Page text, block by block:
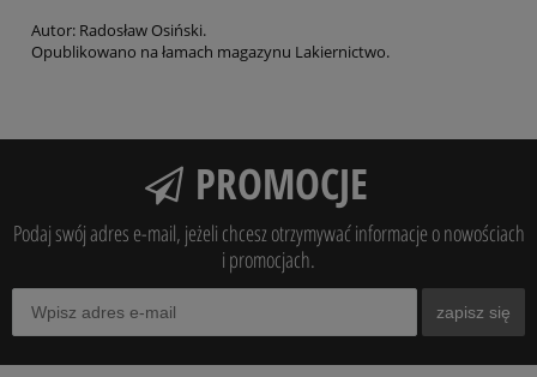
Autor: Radosław Osiński.
Opublikowano na łamach magazynu Lakiernictwo.
PROMOCJE
Podaj swój adres e-mail, jeżeli chcesz otrzymywać informacje o nowościach
i promocjach.
zapisz się